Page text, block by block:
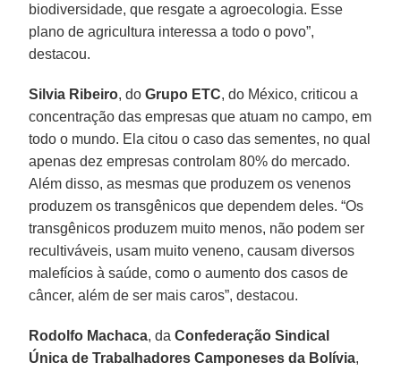
biodiversidade, que resgate a agroecologia. Esse
plano de agricultura interessa a todo o povo”,
destacou.
Silvia Ribeiro, doGrupo ETC, do México, criticou a
concentração das empresas que atuam no campo, em
todo o mundo. Ela citou o caso das sementes, no qual
apenas dez empresas controlam 80% do mercado.
Além disso, as mesmas que produzem os venenos
produzem os transgênicos que dependem deles. “Os
transgênicos produzem muito menos, não podem ser
recultiváveis, usam muito veneno, causam diversos
malefícios à saúde, como o aumento dos casos de
câncer, além de ser mais caros”, destacou.
Rodolfo Machaca, daConfederação Sindical
Única de Trabalhadores Camponeses da Bolívia,